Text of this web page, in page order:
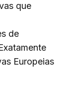
que
de
Europeias